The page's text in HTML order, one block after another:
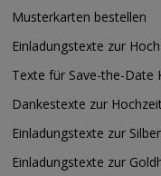
Musterkarten bestellen
Einladungstexte zur
Texte für Save-the-Date
Dankestexte zur
Einladungstexte zur
Einladungstexte zur